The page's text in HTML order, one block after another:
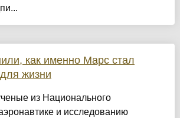
как именно Марс стал
жизни
из Национального
и исследованию